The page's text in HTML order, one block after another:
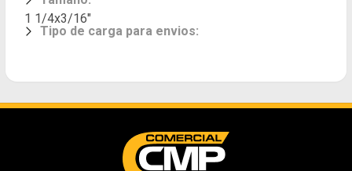
1 1/4x3/16"
Tipo de carga para envios: